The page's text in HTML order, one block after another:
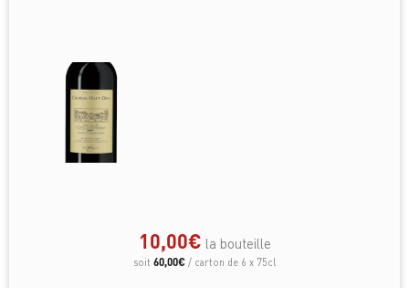
10,00€ la bouteille
soit 60,00€ / carton de 6 x 75cl